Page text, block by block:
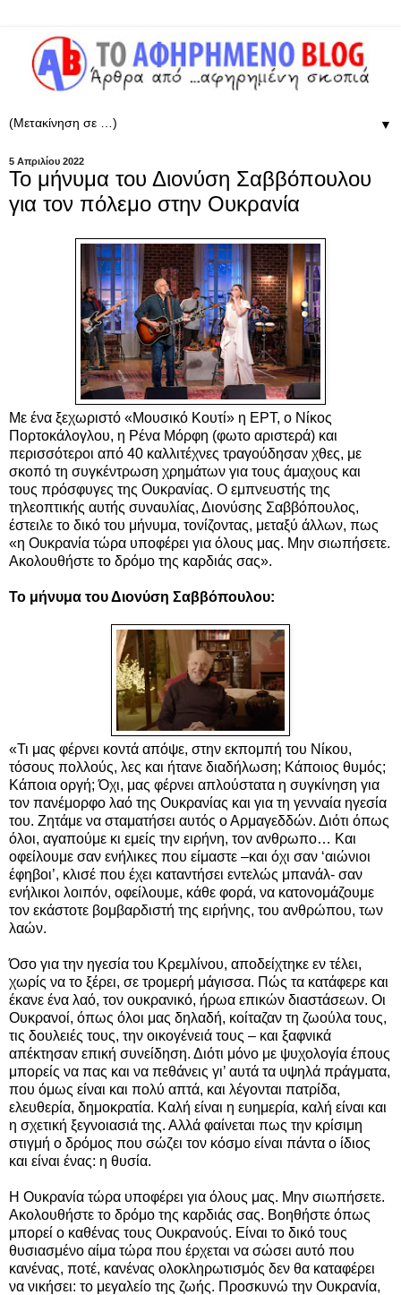
▼
5 Απριλίου 2022
Το μήνυμα του Διονύση Σαββόπουλου
για τον πόλεμο στην Ουκρανία
Με ένα ξεχωριστό «Μουσικό Κουτί» η ΕΡΤ, ο Νίκος
Πορτοκάλογλου, η Ρένα Μόρφη (φωτο αριστερά) και
περισσότεροι από 40 καλλιτέχνες τραγούδησαν χθες, με
σκοπό τη συγκέντρωση χρημάτων για τους άμαχους και
τους πρόσφυγες της Ουκρανίας. Ο εμπνευστής της
τηλεοπτικής αυτής συναυλίας, Διονύσης Σαββόπουλος,
έστειλε το δικό του μήνυμα, τονίζοντας, μεταξύ άλλων, πως
«η Ουκρανία τώρα υποφέρει για όλους μας. Μην σιωπήσετε.
Ακολουθήστε το δρόμο της καρδιάς σας».
Το μήνυμα του Διονύση Σαββόπουλου:
«Τι μας φέρνει κοντά απόψε, στην εκπομπή του Νίκου,
τόσους πολλούς, λες και ήτανε διαδήλωση; Κάποιος θυμός;
Κάποια οργή; Όχι, μας φέρνει απλούστατα η συγκίνηση για
τον πανέμορφο λαό της Ουκρανίας και για τη γενναία ηγεσία
του. Ζητάμε να σταματήσει αυτός ο Αρμαγεδδών. Διότι όπως
όλοι, αγαπούμε κι εμείς την ειρήνη, τον ανθρωπο… Και
οφείλουμε σαν ενήλικες που είμαστε –και όχι σαν ‘αιώνιοι
έφηβοι’, κλισέ που έχει καταντήσει εντελώς μπανάλ- σαν
ενήλικοι λοιπόν, οφείλουμε, κάθε φορά, να κατονομάζουμε
τον εκάστοτε βομβαρδιστή της ειρήνης, του ανθρώπου, των
λαών.
Όσο για την ηγεσία του Κρεμλίνου, αποδείχτηκε εν τέλει,
χωρίς να το ξέρει, σε τρομερή μάγισσα. Πώς τα κατάφερε και
έκανε ένα λαό, τον ουκρανικό, ήρωα επικών διαστάσεων. Οι
Ουκρανοί, όπως όλοι μας δηλαδή, κοίταζαν τη ζωούλα τους,
τις δουλειές τους, την οικογένειά τους – και ξαφνικά
απέκτησαν επική συνείδηση. Διότι μόνο με ψυχολογία έπους
μπορείς να πας και να πεθάνεις γι’ αυτά τα υψηλά πράγματα,
που όμως είναι και πολύ απτά, και λέγονται πατρίδα,
ελευθερία, δημοκρατία. Καλή είναι η ευημερία, καλή είναι και
η σχετική ξεγνοιασιά της. Αλλά φαίνεται πως την κρίσιμη
στιγμή ο δρόμος που σώζει τον κόσμο είναι πάντα ο ίδιος
και είναι ένας: η θυσία.
Η Ουκρανία τώρα υποφέρει για όλους μας. Μην σιωπήσετε.
Ακολουθήστε το δρόμο της καρδιάς σας. Βοηθήστε όπως
μπορεί ο καθένας τους Ουκρανούς. Είναι το δικό τους
θυσιασμένο αίμα τώρα που έρχεται να σώσει αυτό που
κανένας, ποτέ, κανένας ολοκληρωτισμός δεν θα καταφέρει
να νικήσει: το μεγαλείο της ζωής. Προσκυνώ την Ουκρανία,